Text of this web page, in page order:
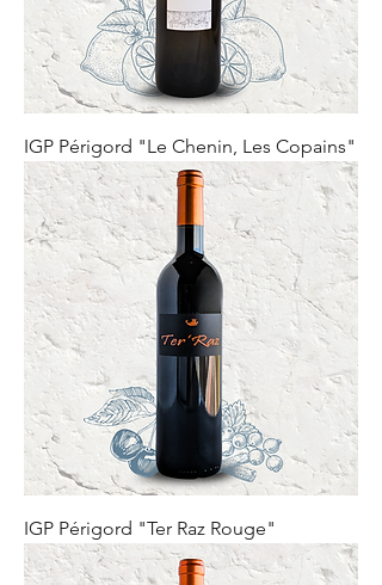
IGP Périgord "Le Chenin, Les Copains"
IGP Périgord "Ter Raz Rouge"